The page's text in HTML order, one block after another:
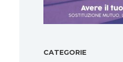
CATEGORIE